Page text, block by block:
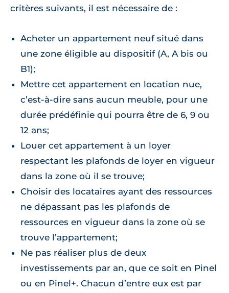
critères suivants, il est nécessaire de :
Acheter un appartement neuf situé dans
une zone éligible au dispositif (A, A bis ou
B1);
Mettre cet appartement en location nue,
c’est-à-dire sans aucun meuble, pour une
durée prédéfinie qui pourra être de 6, 9 ou
12 ans;
Louer cet appartement à un loyer
respectant les plafonds de loyer en vigueur
dans la zone où il se trouve;
Choisir des locataires ayant des ressources
ne dépassant pas les plafonds de
ressources en vigueur dans la zone où se
trouve l’appartement;
Ne pas réaliser plus de deux
investissements par an, que ce soit en Pinel
ou en Pinel+. Chacun d’entre eux est par